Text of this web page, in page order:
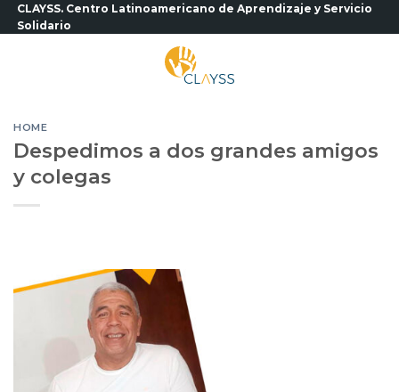
Saltar
al
CLAYSS. Centro Latinoamericano de Aprendizaje y Servicio
Solidario
HOME
Despedimos a dos grandes amigos
y colegas